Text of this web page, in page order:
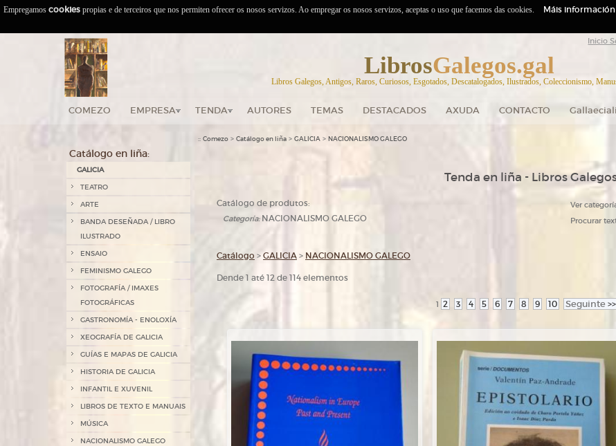
Inicio
LibrosGalegos.gal
Libros Galegos, Antigos, Raros, Curiosos, Esgotados, Descatalogados, Ilustrados, Coleccionismo,
COMEZO EMPRESA TENDA AUTORES TEMAS DESTACADOS AXUDA CONTACTO
Catálogo en liña:
GALICIA
TEATRO
ARTE
BANDA DESEÑADA / LIBRO
ILUSTRADO
ENSAIO
FEMINISMO GALEGO
FOTOGRAFÍA / IMAXES
FOTOGRÁFICAS
GASTRONOMÍA - ENOLOXÍA
XEOGRAFÍA DE GALICIA
GUÍAS E MAPAS DE GALICIA
HISTORIA DE GALICIA
INFANTIL E XUVENIL
LIBROS DE TEXTO E MANUAIS
MÚSICA
NACIONALISMO GALEGO
:: Comezo > Catálogo en liña > GALICIA > NACIONALISMO GALEGO
Tenda en liña - Libros
Catálogo de produtos:
Categoría:NACIONALISMO GALEGO
Ver
Procurar
Catálogo > GALICIA > NACIONALISMO GALEGO
Dende 1 até 12 de 114 elementos
1 2 3 4 5 6 7 8 9 10 Seguinte >>
Empregamos cookies propias e de terceiros que nos permiten ofrecer os nosos servizos. Ao empregar os nosos servizos, aceptas o uso que facemos das cookies. Máis información